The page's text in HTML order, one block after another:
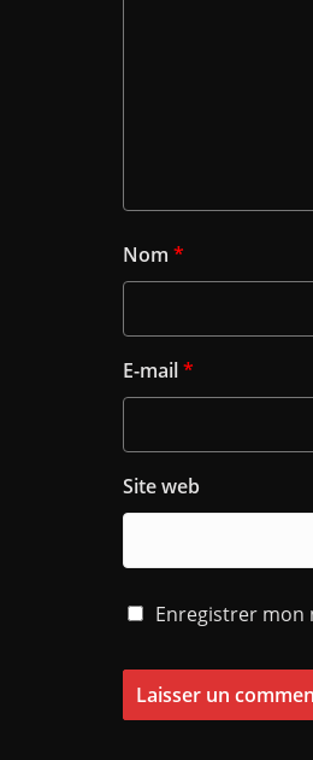
Nom *
E-mail*
Site web
Enregistrer mon